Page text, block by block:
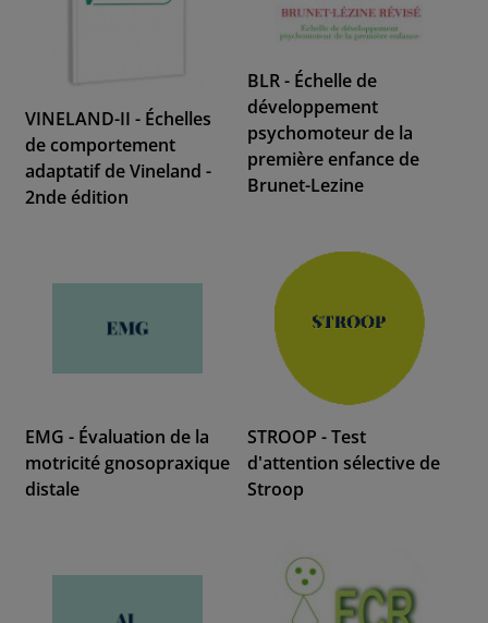
VINELAND-II - Échelles
de comportement
adaptatif de Vineland -
2nde édition
BLR - Échelle de
développement
psychomoteur de la
première enfance de
Brunet-Lezine
EMG - Évaluation de la
motricité gnosopraxique
distale
STROOP - Test
d'attention sélective de
Stroop